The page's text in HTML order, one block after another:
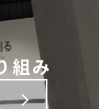
組み